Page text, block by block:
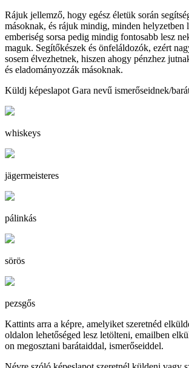
Rájuk jellemző, hogy egész életük során
másoknak, és rájuk mindig, minden helyzetben
emberiség sorsa pedig mindig fontosabb lesz
maguk. Segítőkészek és önfeláldozók, ezért
sosem élvezhetnek, hiszen ahogy pénzhez
és eladományozzák másoknak.
Küldj képeslapot Gara nevű ismerőseidnek/
whiskeys
jägermeisteres
pálinkás
sörös
pezsgős
Kattints arra a képre, amelyiket szeretnéd
oldalon lehetőséged lesz letölteni, emailben
on megosztani barátaiddal, ismerőseiddel.